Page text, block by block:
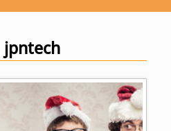
jpntech